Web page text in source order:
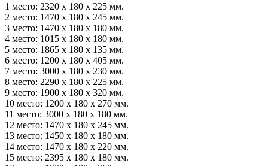
1 место: 2320 х 180 х 225 мм.
2 место: 1470 х 180 х 245 мм.
3 место: 1470 х 180 х 180 мм.
4 место: 1015 х 180 х 180 мм.
5 место: 1865 х 180 х 135 мм.
6 место: 1200 х 180 х 405 мм.
7 место: 3000 х 180 х 230 мм.
8 место: 2290 х 180 х 225 мм.
9 место: 1900 х 180 х 320 мм.
10 место: 1200 х 180 х 270 мм.
11 место: 3000 х 180 х 180 мм.
12 место: 1470 х 180 х 245 мм.
13 место: 1450 х 180 х 180 мм.
14 место: 1470 х 180 х 220 мм.
15 место: 2395 х 180 х 180 мм.